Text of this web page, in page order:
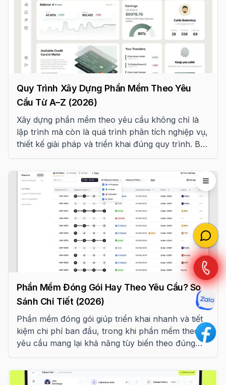
Quy Trình Xây Dựng Phần Mềm Theo Yêu
Cầu Từ A–Z (2026)
Xây dựng phần mềm theo yêu cầu không chỉ là
lập trình mà còn là quá trình phân tích nghiệp vụ,
thiết kế giải pháp và triển khai đúng quy trình. Bài
ro thường gặp và checklist hợp đồng trước khi
bắt đầu dự án.
Phần Mềm Đóng Gói Hay Theo Yêu Cầu? So
Sánh Chi Tiết (2026)
Phần mềm đóng gói giúp triển khai nhanh và tiết
kiệm chi phí ban đầu, trong khi phần mềm theo
yêu cầu mang lại khả năng tùy biến theo đúng
triển riêng và cách tránh những chi phí phát sinh